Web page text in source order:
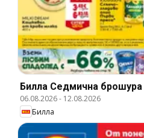
Билла Cедмична брошура
06.08.2026- 12.08.2026
Билла